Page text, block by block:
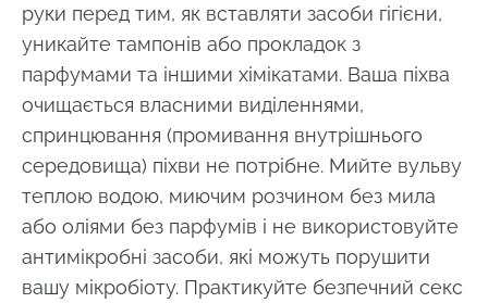
руки перед тим, як вставляти засоби гігієни,
уникайте тампонів або прокладок з
парфумами та іншими хімікатами. Ваша піхва
очищається власними виділеннями,
спринцювання (промивання внутрішнього
середовища) піхви не потрібне. Мийте вульву
теплою водою, миючим розчином без мила
або оліями без парфумів і не використовуйте
антимікробні засоби, які можуть порушити
вашу мікробіоту. Практикуйте безпечний секс